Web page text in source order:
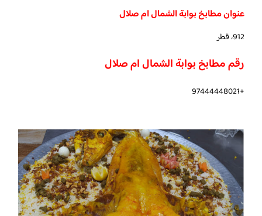
عنوان مطابخ بوابة الشمال ام صلال
912، قطر
رقم مطابخ بوابة الشمال ام صلال
+97444448021